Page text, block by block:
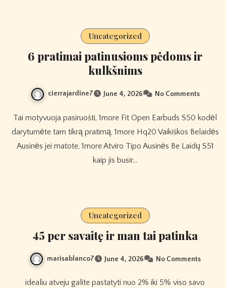
Uncategorized
6 pratimai patinusioms pėdoms ir
kulkšnims
cierrajardine7 June 4, 2026 No Comments
Tai motyvuoja pasiruošti, 1more Fit Open Earbuds S50 kodėl
darytumėte tam tikrą pratimą, 1more Hq20 Vaikiškos Belaidės
Ausinės jei matote, 1more Atviro Tipo Ausinės Be Laidų S51
kaip jis busir…
Uncategorized
45 per savaitę ir man tai patinka
marisablanco7 June 4, 2026 No Comments
idealiu atveju galite pastatyti nuo 2% iki 5% viso savo